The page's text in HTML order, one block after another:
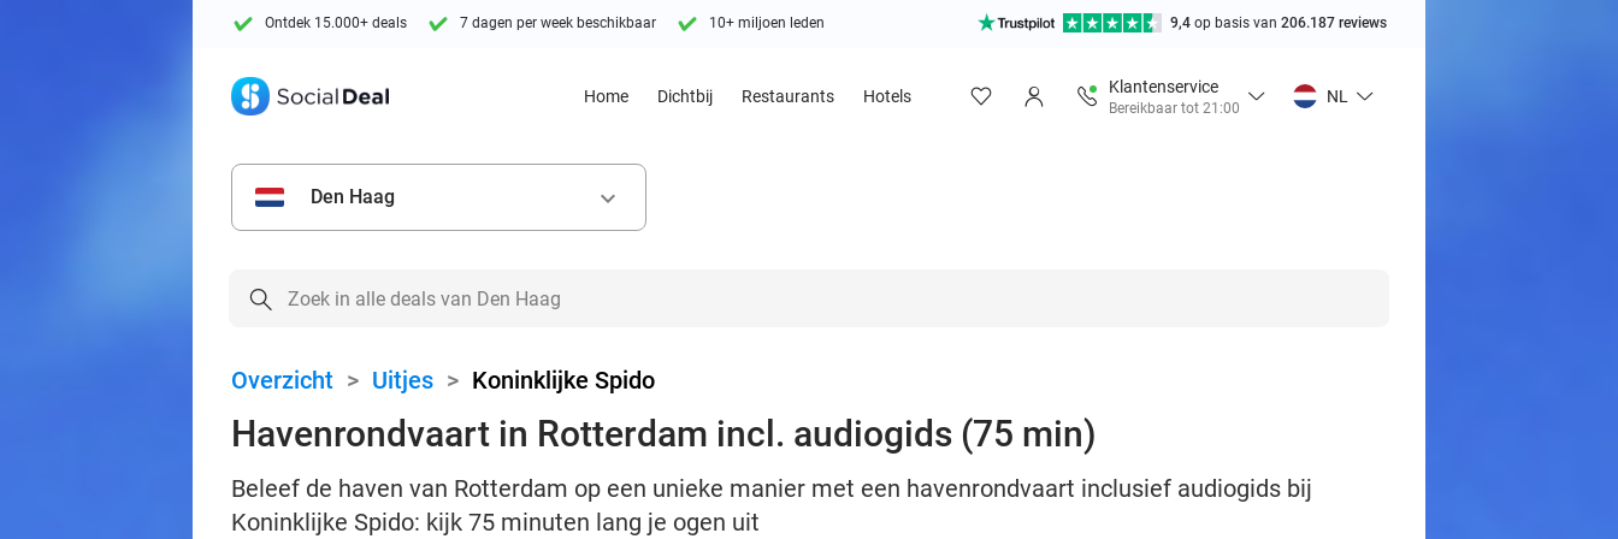
Ontdek 15.000+ deals 7 dagen per week beschikbaar 10+ miljoen leden 9,4 op basis van 206.187 reviews
Home Dichtbij Restaurants Hotels
Klantenservice
Bereikbaar tot 21:00
NL
Den Haag keyboard_arrow_down
Overzicht > Uitjes > Koninklijke Spido
Havenrondvaart in Rotterdam incl. audiogids (75 min)
Beleef de haven van Rotterdam op een unieke manier met een havenrondvaart inclusief audiogids bij
Koninklijke Spido: kijk 75 minuten lang je ogen uit